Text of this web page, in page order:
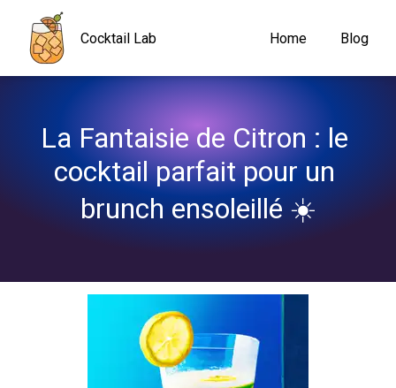
Cocktail Lab Home Blog
La Fantaisie de Citron : le
cocktail parfait pour un
brunch ensoleillé ☀️
Navigated to La Fantaisie de Citron : le cocktail parfait pour un